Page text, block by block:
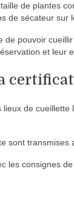
de plantes
de sécateur sur
de pouvoir
et leur
lieux de
sont transmises
les consignes